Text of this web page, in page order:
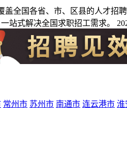
盖全国各省、市、区县的人才
站式解决全国求职招工需求。
常州市 苏州市 南通市 连云港市 淮